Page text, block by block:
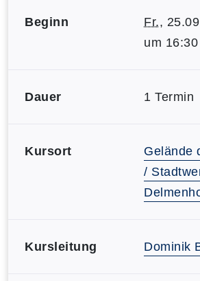
Beginn Fr.,
um
Dauer 1 Termin
Kursort
Gelände
/
Kursleitung Dominik